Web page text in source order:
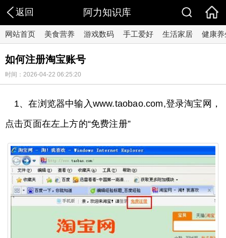
返回 阿力知识库
网站首页 美食营养 游戏数码 手工爱好 生活家居 健康养
如何注册淘宝账号
时间：2026-04-22 06:25:20
1、在浏览器中输入www.taobao.com,登录淘宝网，
点击页面在左上方的“免费注册”